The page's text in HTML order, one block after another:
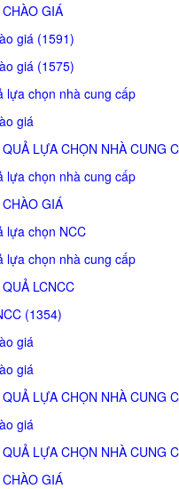
GIÁ
giá (1591)
giá (1575)
lựa chọn nhà cung cấp
giá
LỰA CHỌN NHÀ CUNG
lựa chọn nhà cung cấp
GIÁ
lựa chọn NCC
lựa chọn nhà cung cấp
LCNCC
(1354)
giá
giá
LỰA CHỌN NHÀ CUNG
giá
LỰA CHỌN NHÀ CUNG
GIÁ